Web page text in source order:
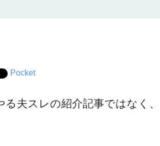
Pocket
る夫スレの紹介記事ではなく